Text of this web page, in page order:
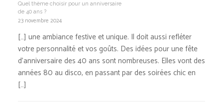
Quel thème choisir pour un anniversaire
de 40 ans ?
23 novembre 2024
[…] une ambiance festive et unique. Il doit aussi refléter
votre personnalité et vos goûts. Des idées pour une fête
d’anniversaire des 40 ans sont nombreuses. Elles vont des
années 80 au disco, en passant par des soirées chic en
[…]